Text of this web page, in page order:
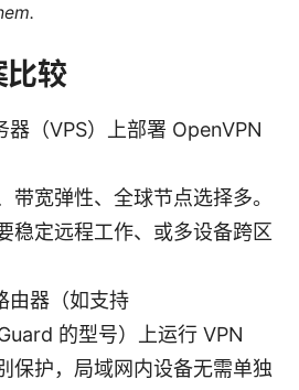
比较
器（VPS）上部署 OpenVPN
带宽弹性、全球节点选择多。
稳定远程工作、或多设备跨区
由器（如支持
的型号）上运行 VPN
保护，局域网内设备无需单独